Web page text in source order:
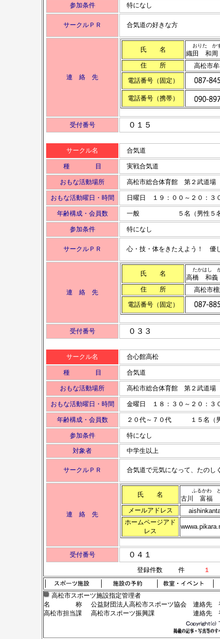
参加条件 特になし
サークルＰＲ 合気道の好きな方
連 絡 先
氏 名
おりた か
織田 和周
住 所
高松市
電話番号（固定）
電話番号（携帯）
受付番号 ０１５
サークル名 合気道
種 目 実戦合気道
おもな活動場所 高松市総合体育館 第２武道場
おもな活動曜日・時間 日曜日 １９：００～２０：３
年齢構成・会員数 一般 ５名（男性５名
参加条件 特になし
サークルＰＲ 心・技・体をきたえよう！ 優
連 絡 先
氏 名
たかはし
高橋 和義
住 所
高松市
電話番号（固定）
受付番号 ０３３
サークル名 合心館高松
種 目 合気道
おもな活動場所 高松市総合体育館 第２武道場
おもな活動曜日・時間 金曜日 １８：３０～２０：３
年齢構成・会員数 ２０代～７０代 １５名（男
参加条件 特になし
対象者 中学生以上
サークルＰＲ 合気道で元気になって、たのし
連 絡 先
氏 名
ふるかわ
古川 富福
メールアドレス
ホームページアド
レス
受付番号 ０４１
登録件数 件 １
高松市スポーツ施設指定管理者
名 称
公益財団法人高松市スポーツ協会
連絡先
高松市担当課
高松市スポーツ振興課 連絡先